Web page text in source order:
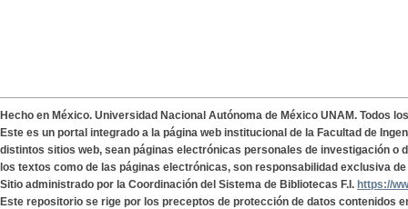
Hecho en México. Universidad Nacional Autónoma de México UNAM. Todos
Este es un portal integrado a la página web institucional de la Facultad de
distintos sitios web, sean páginas electrónicas personales de investigación o
los textos como de las páginas electrónicas, son responsabilidad exclusiva
Sitio administrado por la Coordinación del Sistema de Bibliotecas F.I. https://
Este repositorio se rige por los preceptos de protección de datos contenidos